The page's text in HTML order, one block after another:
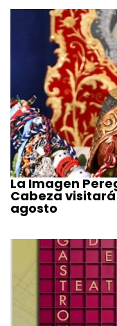
La Imagen
Cabeza visitará
agosto